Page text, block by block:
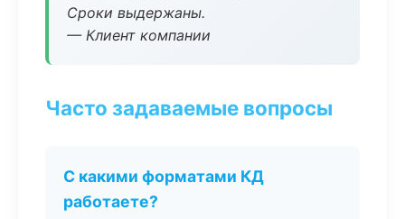
Сроки выдержаны.
— Клиент компании
Часто задаваемые вопросы
С какими форматами КД
работаете?